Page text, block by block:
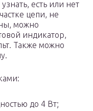
есть или нет
цепи, не
можно
индикатор,
Также можно
до 4 Вт;